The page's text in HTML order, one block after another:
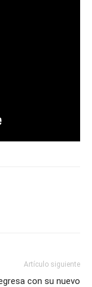
Artículo siguiente
con su nuevo